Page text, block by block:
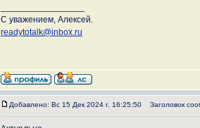
С уважением, Алексей.
readytotalk@inbox.ru
Добавлено: Вс 15 Дек 2024 г. 16:25:50 Заголовок